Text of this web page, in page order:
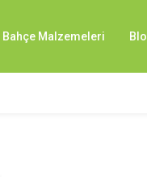
Bahçe Malzemeleri